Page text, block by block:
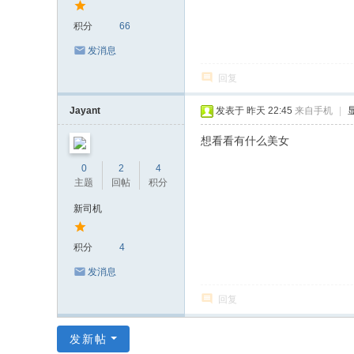
积分 66
发消息
回复
Jayant
0
主题
2
回帖
4
积分
新司机
积分 4
发消息
发表于 昨天 22:45 来自手机
想看看有什么美女
回复
发新帖